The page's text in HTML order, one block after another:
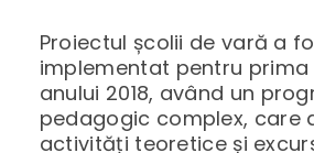
Proiectul școlii de vară a
implementat pentru
anului 2018, având un
pedagogic complex, care
activități teoretice și